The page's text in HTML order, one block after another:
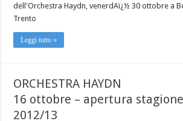
dell'Orchestra Haydn, venerdAï¿½ 30 ottobre a
Trento
Leggi tutto »
ORCHESTRA HAYDN
16 ottobre – apertura
2012/13